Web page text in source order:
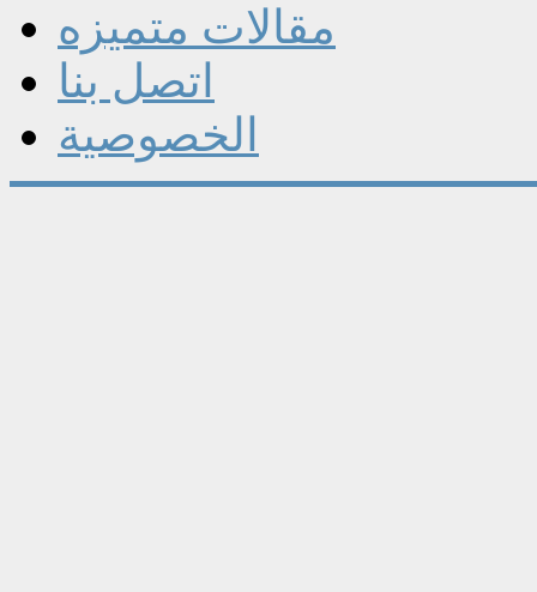
مقالات متميزه
اتصل بنا
الخصوصية